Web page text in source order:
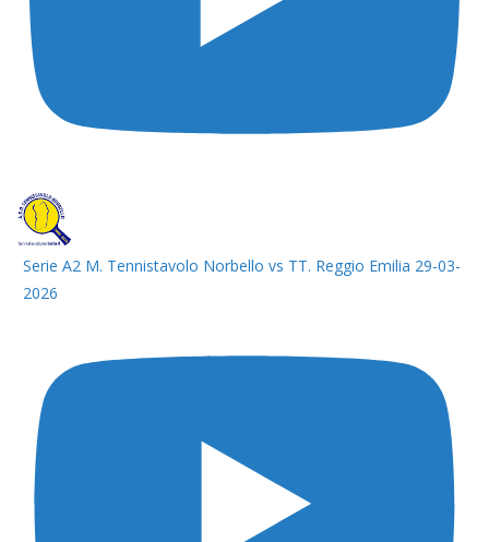
Serie A2 M. Tennistavolo Norbello vs TT. Reggio Emilia 29-03-
2026